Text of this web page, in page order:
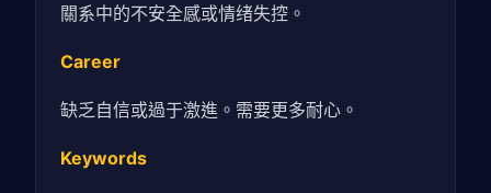
關系中的不安全感或情绪失控。
Career
缺乏自信或過于激進。需要更多耐心。
Keywords